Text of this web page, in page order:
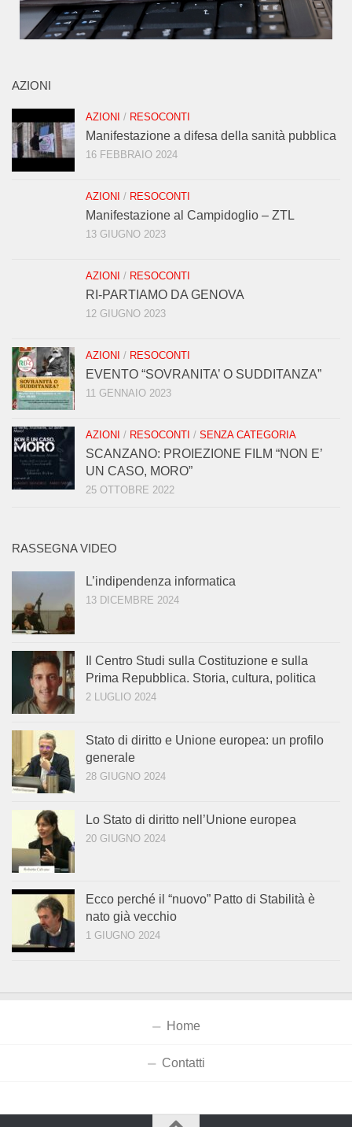
AZIONI
AZIONI / RESOCONTI
Manifestazione a difesa della sanità pubblica
16 FEBBRAIO 2024
AZIONI / RESOCONTI
Manifestazione al Campidoglio – ZTL
13 GIUGNO 2023
AZIONI / RESOCONTI
RI-PARTIAMO DA GENOVA
12 GIUGNO 2023
AZIONI / RESOCONTI
EVENTO “SOVRANITA’ O SUDDITANZA”
11 GENNAIO 2023
AZIONI / RESOCONTI / SENZA CATEGORIA
SCANZANO: PROIEZIONE FILM “NON E’
UN CASO, MORO”
25 OTTOBRE 2022
RASSEGNA VIDEO
L’indipendenza informatica
13 DICEMBRE 2024
Il Centro Studi sulla Costituzione e sulla
Prima Repubblica. Storia, cultura, politica
2 LUGLIO 2024
Stato di diritto e Unione europea: un profilo
generale
28 GIUGNO 2024
Lo Stato di diritto nell’Unione europea
20 GIUGNO 2024
Ecco perché il “nuovo” Patto di Stabilità è
nato già vecchio
1 GIUGNO 2024
Home
Contatti